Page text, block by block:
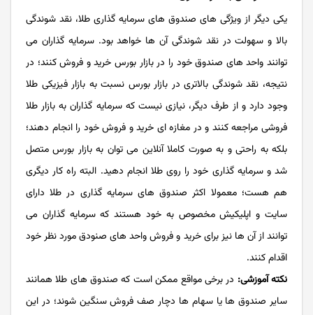
یکی دیگر از ویژگی های صندوق های سرمایه گذاری طلا، نقد شوندگی
بالا و سهولت در نقد شوندگی آن ها خواهد بود. سرمایه گذاران می
توانند واحد های صندوق خود را در بازار بورس خرید و فروش کنند؛ در
نتیجه، نقد شوندگی بالاتری در بازار بورس نسبت به بازار فیزیکی طلا
وجود دارد و از طرف دیگر، نیازی نیست که سرمایه گذاران به بازار طلا
فروشی مراجعه کنند و در مغازه ای خرید و فروش خود را انجام دهند؛
بلکه به راحتی و به صورت کاملا آنلاین می توان به بازار بورس متصل
شد و سرمایه گذاری خود را روی طلا انجام دهید. البته راه کار دیگری
هم هست؛ معمولا اکثر صندوق های سرمایه گذاری در طلا دارای
سایت و اپلیکیش مخصوص به خود هستند که سرمایه گذاران می
توانند از آن ها نیز برای خرید و فروش واحد های صنودق مورد نظر خود
اقدام کنند.
نکته آموزشی: در برخی مواقع ممکن است که صندوق های طلا همانند
سایر صندوق ها یا سهام ها دچار صف فروش سنگین شوند؛ در این